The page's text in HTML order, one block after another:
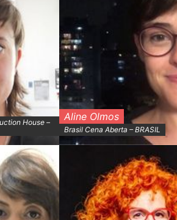
House –
Aline Olmos
Brasil Cena Aberta – BRASIL